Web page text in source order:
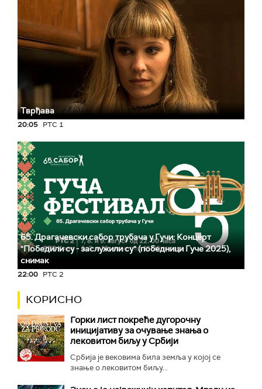
Тврђава
20:05 РТС 1
65. Драгачевски сабор трубача у Гучи: Концерт
"Победили су - заслужили су" (победници Гуче 2025),
снимак
22:00 РТС 2
КОРИСНО
Горки лист покреће дугорочну
иницијативу за очување знања о
лековитом биљу у Србији
Србија је вековима била земља у којој се
знање о лековитом биљу...